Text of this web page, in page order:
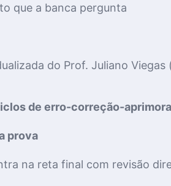
que a banca pergunta
do Prof. Juliano
de erro-correção-
prova
na reta final com revisão